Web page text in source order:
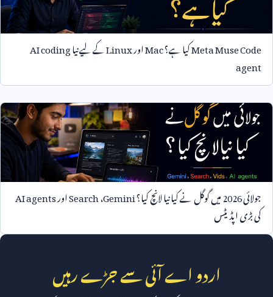
Meta Muse Codeکیا ہے؟MacاورLinuxکے لیے نیاAI coding
agent
جولائی2026میں گوگل نے کیا نیا لانچ کیا؟Gemini،SearchاورAI agents
کی بڑی اپڈیٹس
اردو اے آئی سے جڑے رہیں